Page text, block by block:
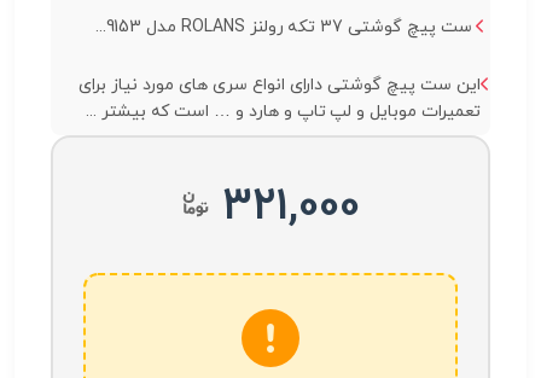
ست پیچ گوشتی 37 تکه رولنز ROLANS مدل 9153...
این ست پیچ گوشتی دارای انواع سری های مورد نیاز برای
تعمیرات موبایل و لپ تاپ و هارد و … است که بیشتر ...
321,000